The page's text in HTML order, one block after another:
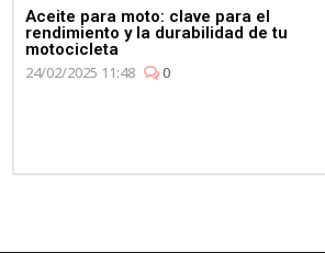
Aceite para moto: clave para el
rendimiento y la durabilidad de tu
motocicleta
24/02/2025 11:48
0